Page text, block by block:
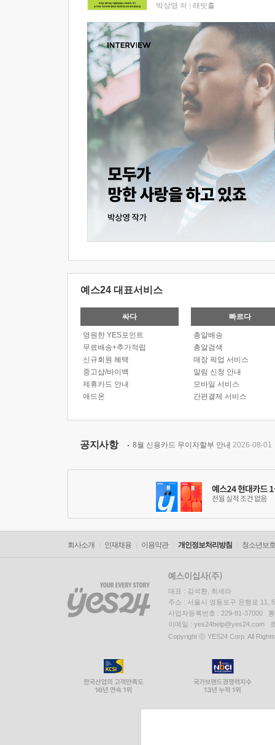
박상영 저 래빗홀
예스24 대표서비스
싸다
영원한 YES포인트
무료배송+추가적립
신규회원 혜택
중고샵/바이백
제휴카드 안내
애드온
빠르다
총알배송
총알검색
매장 픽업 서비스
알림 신청 안내
모바일 서비스
간편결제 서비스
공지사항 8월 신용카드 무이자할부 안내 2026-08-01
회사소개 인재채용 이용약관 개인정보처리방침 청소년보
대표 : 김석환, 최세라
주소 : 서울시 영등포구 은행로 11,
사업자등록번호 : 229-81-37000
이메일 : yes24help@yes24.com
Copyright ⓒ YES24 Corp. All